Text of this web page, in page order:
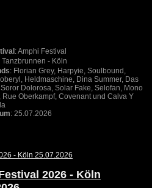
: Amphi Festival
Tanzbrunnen - Köln
: Florian Grey, Harpyie, Soulbound,
Heldmaschine, Dina Summer, Das
Soror Dolorosa, Solar Fake, Selofan, Mono
Rue Oberkampf, Covenant und Calva Y
: 25.07.2026
- Köln 25.07.2026
2026 - Köln